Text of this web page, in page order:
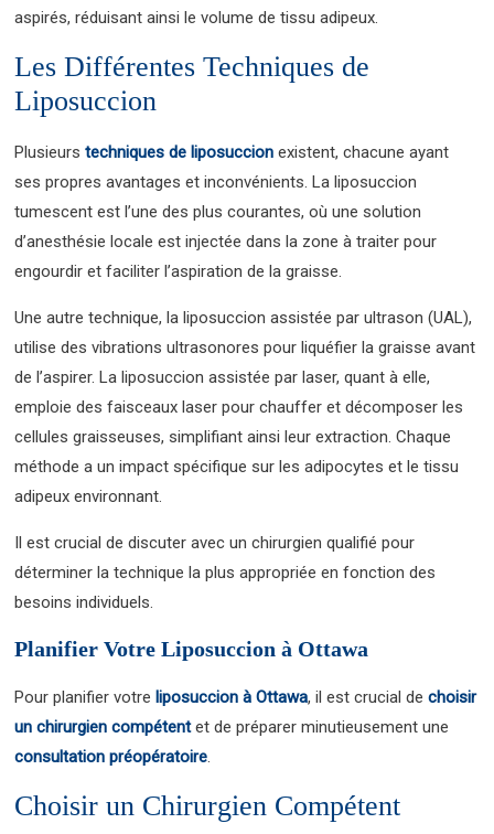
aspirés, réduisant ainsi le volume de tissu adipeux.
Les Différentes Techniques de
Liposuccion
Plusieurstechniques de liposuccion existent, chacune ayant
ses propres avantages et inconvénients. La liposuccion
tumescent est l’une des plus courantes, où une solution
d’anesthésie locale est injectée dans la zone à traiter pour
engourdir et faciliter l’aspiration de la graisse.
Une autre technique, la liposuccion assistée par ultrason (UAL),
utilise des vibrations ultrasonores pour liquéfier la graisse avant
de l’aspirer. La liposuccion assistée par laser, quant à elle,
emploie des faisceaux laser pour chauffer et décomposer les
cellules graisseuses, simplifiant ainsi leur extraction. Chaque
méthode a un impact spécifique sur les adipocytes et le tissu
adipeux environnant.
Il est crucial de discuter avec un chirurgien qualifié pour
déterminer la technique la plus appropriée en fonction des
besoins individuels.
Planifier Votre Liposuccion à Ottawa
Pour planifier votreliposuccion à Ottawa, il est crucial dechoisir
un chirurgien compétentet de préparer minutieusement une
consultation préopératoire.
Choisir un Chirurgien Compétent